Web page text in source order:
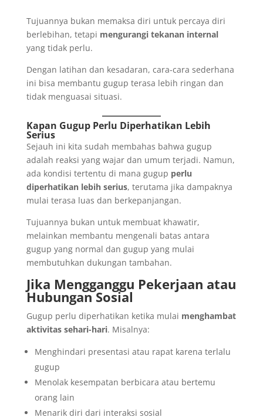
Tujuannya bukan memaksa diri untuk percaya diri
berlebihan, tetapi mengurangi tekanan internal
yang tidak perlu.
Dengan latihan dan kesadaran, cara-cara sederhana
ini bisa membantu gugup terasa lebih ringan dan
tidak menguasai situasi.
Kapan Gugup Perlu Diperhatikan Lebih
Serius
Sejauh ini kita sudah membahas bahwa gugup
adalah reaksi yang wajar dan umum terjadi. Namun,
ada kondisi tertentu di mana gugup perlu
diperhatikan lebih serius, terutama jika dampaknya
mulai terasa luas dan berkepanjangan.
Tujuannya bukan untuk membuat khawatir,
melainkan membantu mengenali batas antara
gugup yang normal dan gugup yang mulai
membutuhkan dukungan tambahan.
Jika Mengganggu Pekerjaan atau
Hubungan Sosial
Gugup perlu diperhatikan ketika mulai menghambat
aktivitas sehari-hari. Misalnya:
Menghindari presentasi atau rapat karena terlalu
gugup
Menolak kesempatan berbicara atau bertemu
orang lain
Menarik diri dari interaksi sosial